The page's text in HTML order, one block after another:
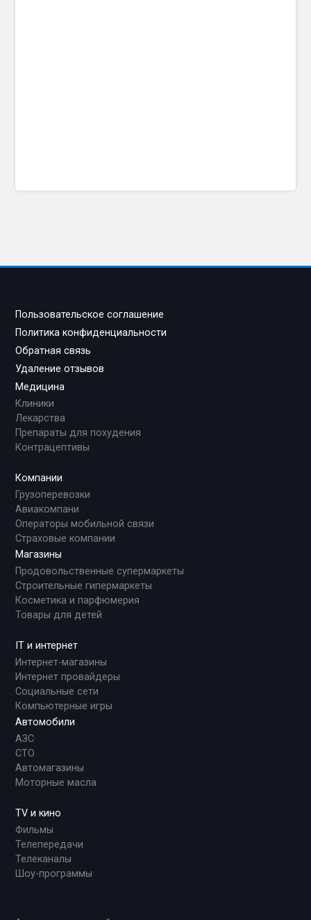
Пользовательское соглашение
Политика конфиденциальности
Обратная связь
Удаление отзывов
Медицина
Клиники
Лекарства
Препараты для похудения
Контрацептивы
Компании
Грузоперевозки
Авиакомпани
Операторы мобильной связи
Страховые компании
Магазины
Продовольственные супермаркеты
Строительные гипермаркеты
Косметика и парфюмерия
Товары для детей
IT и интернет
Интернет-магазины
Интернет провайдеры
Социальные сети
Компьютерные игры
Автомобили
АЗС
СТО
Автомагазины
Моторные масла
TV и кино
Фильмы
Телепередачи
Телеканалы
Шоу-программы